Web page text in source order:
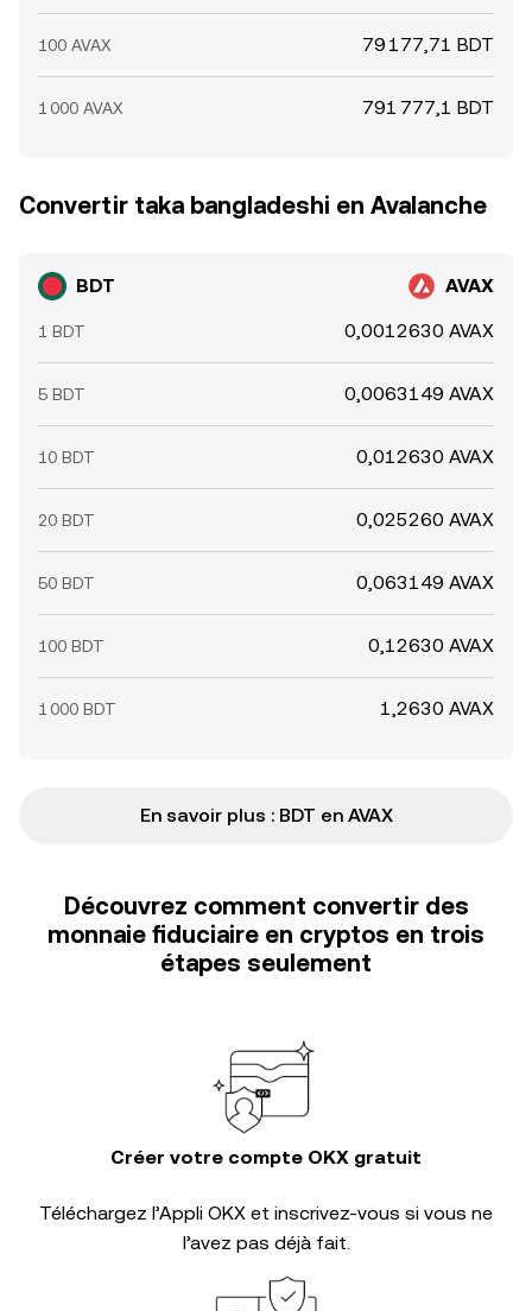
100 AVAX 79 177,71 BDT
1 000 AVAX 791 777,1 BDT
Convertir taka bangladeshi en Avalanche
BDT AVAX
1 BDT 0,0012630 AVAX
5 BDT 0,0063149 AVAX
10 BDT 0,012630 AVAX
20 BDT 0,025260 AVAX
50 BDT 0,063149 AVAX
100 BDT 0,12630 AVAX
1 000 BDT 1,2630 AVAX
En savoir plus : BDT en AVAX
Découvrez comment convertir des
monnaie fiduciaire en cryptos en trois
étapes seulement
Créer votre compte OKX gratuit
Téléchargez l’Appli OKX et inscrivez-vous si vous ne
l’avez pas déjà fait.